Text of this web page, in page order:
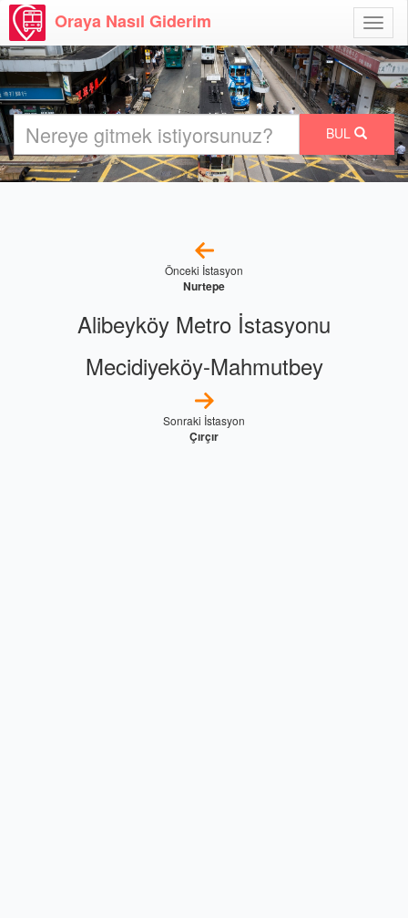
Aç
Oraya Nasıl Giderim
BUL
Önceki İstasyon
Nurtepe
Alibeyköy Metro İstasyonu
Mecidiyeköy-Mahmutbey
Sonraki İstasyon
Çırçır